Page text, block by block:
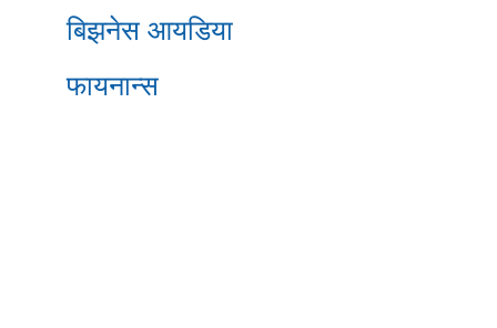
बिझनेस आयडिया
फायनान्स